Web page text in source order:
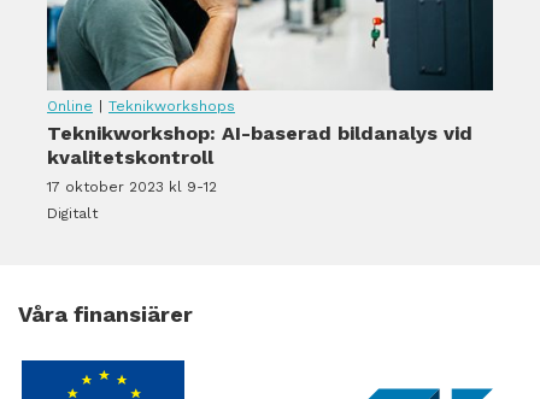
Online Teknikworkshops
Teknikworkshop: AI-baserad bildanalys vid
kvalitetskontroll
17 oktober 2023 kl 9-12
Digitalt
Våra finansiärer